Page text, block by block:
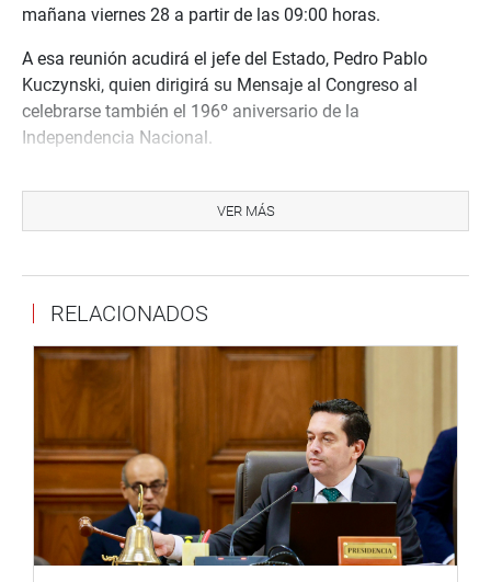
mañana viernes 28 a partir de las 09:00 horas.
A esa reunión acudirá el jefe del Estado, Pedro Pablo
Kuczynski, quien dirigirá su Mensaje al Congreso al
celebrarse también el 196º aniversario de la
Independencia Nacional.
poderes públicos, autoridades civiles, militares,
eclesiásticas y miembros del cuerpo diplomático
PRENSA-CONGRESO
Puede encontrar más información en nuestra página web
http://www.congreso.gob.pe/
Facebook:https://www.facebook.com/congresoperu
VER MÁS
RELACIONADOS